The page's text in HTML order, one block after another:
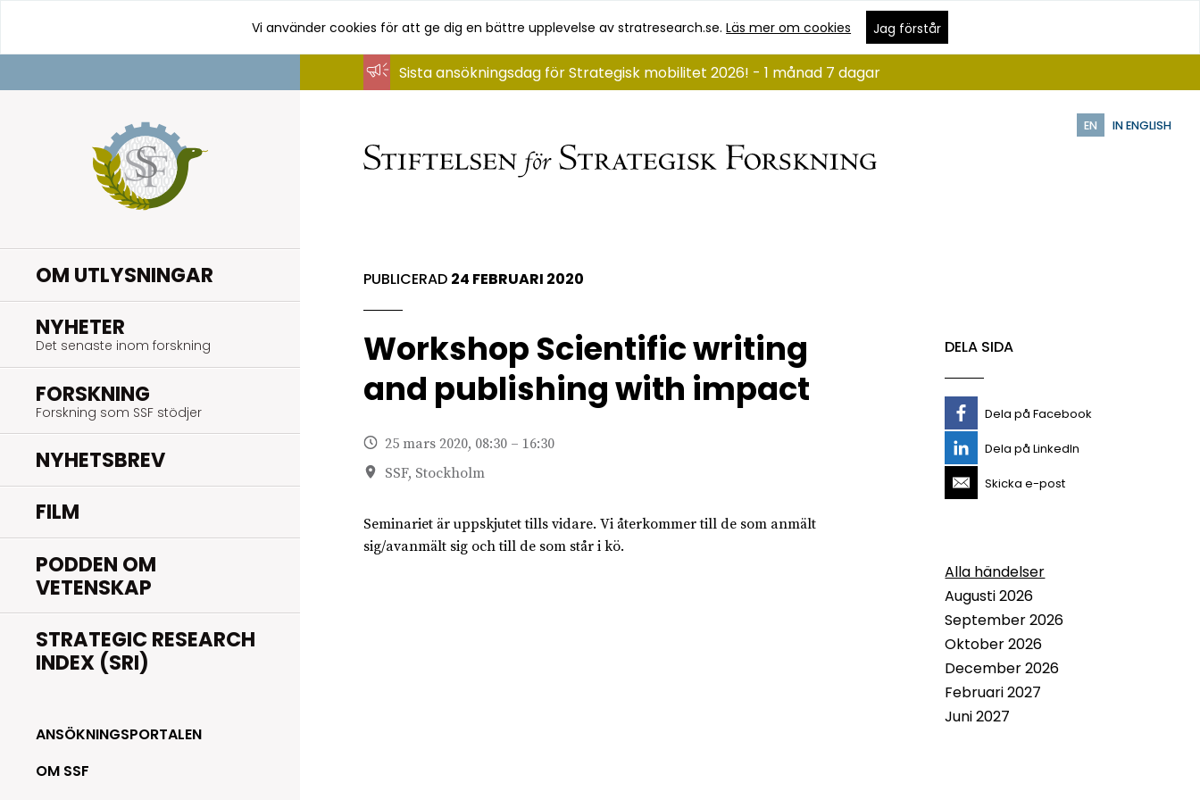
innehåll
Vi använder cookies för att ge dig en bättre upplevelse av stratresearch.se.Läs mer om cookies Jag förstår
EN IN ENGLISH
OM UTLYSNINGAR
NYHETER
Det senaste inom forskning
FORSKNING
Forskning som SSF stödjer
NYHETSBREV
FILM
PODDEN OM
VETENSKAP
STRATEGIC RESEARCH
INDEX (SRI)
ANSÖKNINGSPORTALEN
OM SSF
Sista ansökningsdag för Strategisk mobilitet 2026! - 1 månad 7 dagar
PUBLICERAD 24 FEBRUARI 2020
Workshop Scientific writing
and publishing with impact
25 mars 2020, 08:30 – 16:30
SSF, Stockholm
Seminariet är uppskjutet tills vidare. Vi återkommer till de som anmält
sig/avanmält sig och till de som står i kö.
DELA SIDA
Dela på Facebook
Dela på LinkedIn
Skicka e-post
Alla händelser
Augusti 2026
September 2026
Oktober 2026
December 2026
Februari 2027
Juni 2027